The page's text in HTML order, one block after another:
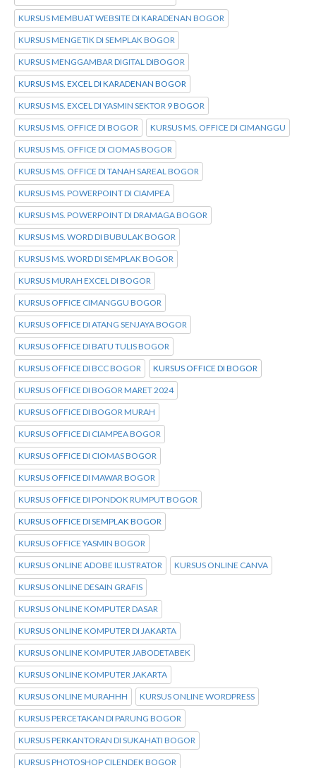
KURSUS MEMBUAT WEBSITE DI KARADENAN BOGOR
KURSUS MENGETIK DI SEMPLAK BOGOR
KURSUS MENGGAMBAR DIGITAL DIBOGOR
KURSUS MS. EXCEL DI KARADENAN BOGOR
KURSUS MS. EXCEL DI YASMIN SEKTOR 9 BOGOR
KURSUS MS. OFFICE DI BOGOR KURSUS MS. OFFICE DI CIMANGGU
KURSUS MS. OFFICE DI CIOMAS BOGOR
KURSUS MS. OFFICE DI TANAH SAREAL BOGOR
KURSUS MS. POWERPOINT DI CIAMPEA
KURSUS MS. POWERPOINT DI DRAMAGA BOGOR
KURSUS MS. WORD DI BUBULAK BOGOR
KURSUS MS. WORD DI SEMPLAK BOGOR
KURSUS MURAH EXCEL DI BOGOR
KURSUS OFFICE CIMANGGU BOGOR
KURSUS OFFICE DI ATANG SENJAYA BOGOR
KURSUS OFFICE DI BATU TULIS BOGOR
KURSUS OFFICE DI BCC BOGOR KURSUS OFFICE DI BOGOR
KURSUS OFFICE DI BOGOR MARET 2024
KURSUS OFFICE DI BOGOR MURAH
KURSUS OFFICE DI CIAMPEA BOGOR
KURSUS OFFICE DI CIOMAS BOGOR
KURSUS OFFICE DI MAWAR BOGOR
KURSUS OFFICE DI PONDOK RUMPUT BOGOR
KURSUS OFFICE DI SEMPLAK BOGOR
KURSUS OFFICE YASMIN BOGOR
KURSUS ONLINE ADOBE ILUSTRATOR KURSUS ONLINE CANVA
KURSUS ONLINE DESAIN GRAFIS
KURSUS ONLINE KOMPUTER DASAR
KURSUS ONLINE KOMPUTER DI JAKARTA
KURSUS ONLINE KOMPUTER JABODETABEK
KURSUS ONLINE KOMPUTER JAKARTA
KURSUS ONLINE MURAHHH KURSUS ONLINE WORDPRESS
KURSUS PERCETAKAN DI PARUNG BOGOR
KURSUS PERKANTORAN DI SUKAHATI BOGOR
KURSUS PHOTOSHOP CILENDEK BOGOR